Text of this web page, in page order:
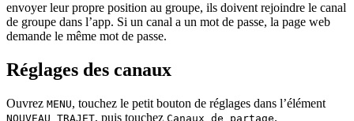
envoyer leur propre position au groupe, ils doivent rejoindre le canal
de groupe dans l’app. Si un canal a un mot de passe, la page web
demande le même mot de passe.
Réglages des canaux
Ouvrez MENU, touchez le petit bouton de réglages dans l’élément
NOUVEAU TRAJET, puis touchez Canaux de partage.